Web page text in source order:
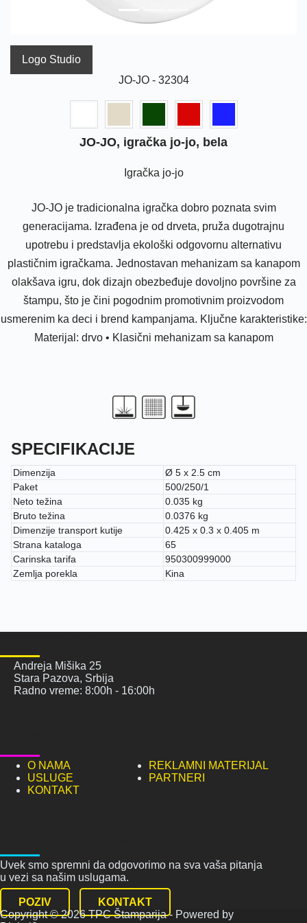
Logo Studio
JO-JO - 32304
JO-JO, igračka jo-jo, bela
Igračka jo-jo
JO-JO je tradicionalna igračka dobro poznata svim
generacijama. Izrađena je od drveta, pruža dugotrajnu
upotrebu i predstavlja ekološki odgovornu alternativu
plastičnim igračkama. Jednostavan mehanizam sa kanapom
olakšava igru, dok dizajn obezbeđuje dovoljno površine za
štampu, što je čini pogodnim promotivnim proizvodom
usmerenim ka deci i brend kampanjama. Ključne karakteristike:
Materijal: drvo • Klasični mehanizam sa kanapom
SPECIFIKACIJE
Dimenzija
Ø 5 x 2.5 cm
Paket
500/250/1
Neto težina
0.035 kg
Bruto težina
0.0376 kg
Dimenzije transport kutije
0.425 x 0.3 x 0.405 m
Strana kataloga
65
Carinska tarifa
950300999000
Zemlja porekla
Kina
Andreja Mišika 25
Stara Pazova, Srbija
Radno vreme: 8:00h - 16:00h
O NAMA
REKLAMNI MATERIJAL
USLUGE
PARTNERI
KONTAKT
Uvek smo spremni da odgovorimo na sva vaša pitanja
u vezi sa našim uslugama.
POZIV
KONTAKT
Copyright © 2026 TPC Štamparija - Powered by